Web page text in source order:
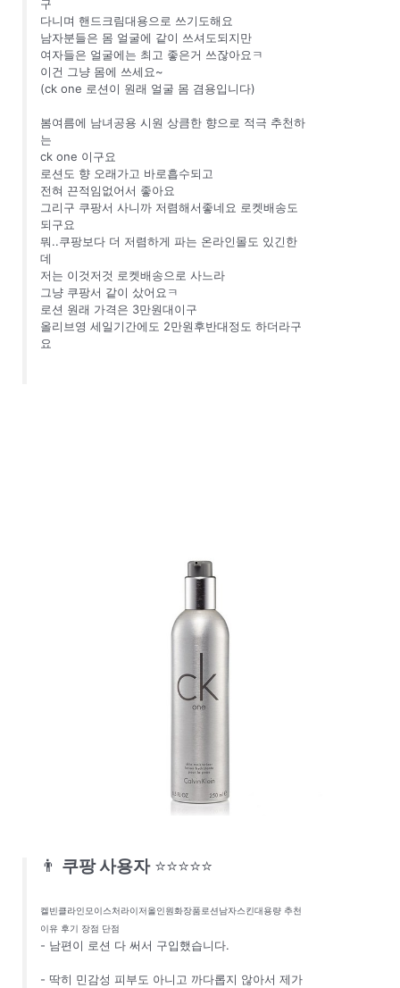
구
다니며 핸드크림대용으로 쓰기도해요
남자분들은 몸 얼굴에 같이 쓰셔도되지만
여자들은 얼굴에는 최고 좋은거 쓰잖아요ㅋ
이건 그냥 몸에 쓰세요~
(ck one 로션이 원래 얼굴 몸 겸용입니다)
봄여름에 남녀공용 시원 상큼한 향으로 적극 추천하
는
ck one 이구요
로션도 향 오래가고 바로흡수되고
전혀 끈적임없어서 좋아요
그리구 쿠팡서 사니까 저렴해서좋네요 로켓배송도
되구요
뭐..쿠팡보다 더 저렴하게 파는 온라인몰도 있긴한
데
저는 이것저것 로켓배송으로 사느라
그냥 쿠팡서 같이 샀어요ㅋ
로션 원래 가격은 3만원대이구
올리브영 세일기간에도 2만원후반대정도 하더라구
요
👨 쿠팡 사용자 ⭐⭐⭐⭐⭐
켈빈클라인모이스처라이저올인원화장품로션남자스킨대용량 추천
이유 후기 장점 단점
- 남편이 로션 다 써서 구입했습니다.
- 딱히 민감성 피부도 아니고 까다롭지 않아서 제가